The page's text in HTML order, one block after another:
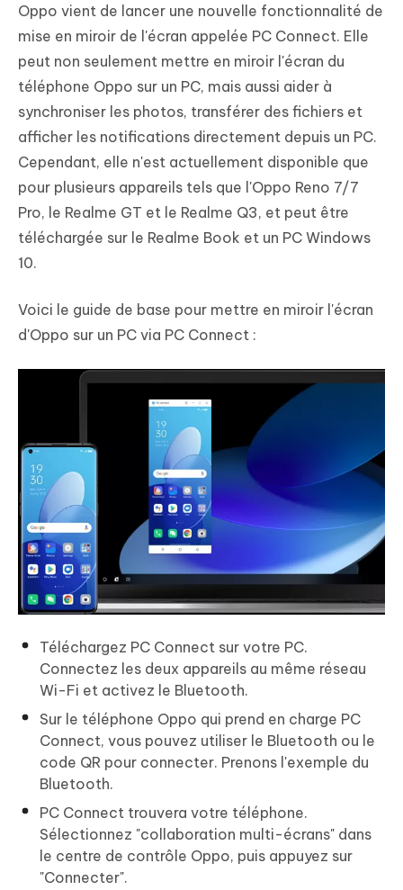
Oppo vient de lancer une nouvelle fonctionnalité de
mise en miroir de l'écran appelée PC Connect. Elle
peut non seulement mettre en miroir l'écran du
téléphone Oppo sur un PC, mais aussi aider à
synchroniser les photos, transférer des fichiers et
afficher les notifications directement depuis un PC.
Cependant, elle n'est actuellement disponible que
pour plusieurs appareils tels que l'Oppo Reno 7/7
Pro, le Realme GT et le Realme Q3, et peut être
téléchargée sur le Realme Book et un PC Windows
10.
Voici le guide de base pour mettre en miroir l'écran
d'Oppo sur un PC via PC Connect :
Téléchargez PC Connect sur votre PC.
Connectez les deux appareils au même réseau
Wi-Fi et activez le Bluetooth.
Sur le téléphone Oppo qui prend en charge PC
Connect, vous pouvez utiliser le Bluetooth ou le
code QR pour connecter. Prenons l'exemple du
Bluetooth.
PC Connect trouvera votre téléphone.
Sélectionnez "collaboration multi-écrans" dans
le centre de contrôle Oppo, puis appuyez sur
"Connecter".